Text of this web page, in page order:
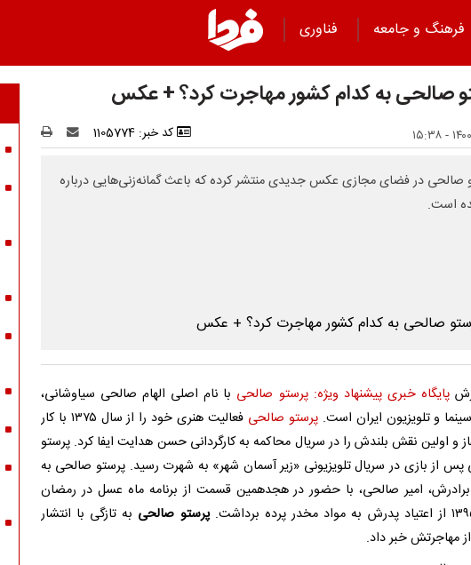
فرهنگ و جامعه فناوری
صالحی به کدام کشور مهاجرت کرد؟ + عکس
کد خبر: 1105774
صالحی در فضای مجازی عکس جدیدی منتشر کرده که باعث گمانه‌زنی‌هایی درباره
است.
پایگاه خبری پیشنهاد ویژه: پرستو صالحی با نام اصلی الهام صالحی سیاوشانی،
سینما و تلویزیون ایران است.پرستو صالحی
فعالیت هنری خود را از سال ۱۳۷۵ با کار
و اولین نقش بلندش را در سریال محاکمه به کارگردانی حسن هدایت ایفا کرد. پرستو
از بازی در سریال تلویزیونی «زیر آسمان شهر» به شهرت رسید. پرستو صالحی به
امیر صالحی، با حضور در هجدهمین قسمت از برنامه ماه عسل در رمضان
پرستو صالحی به تازگی با انتشار
مهاجرتش خبر داد.​